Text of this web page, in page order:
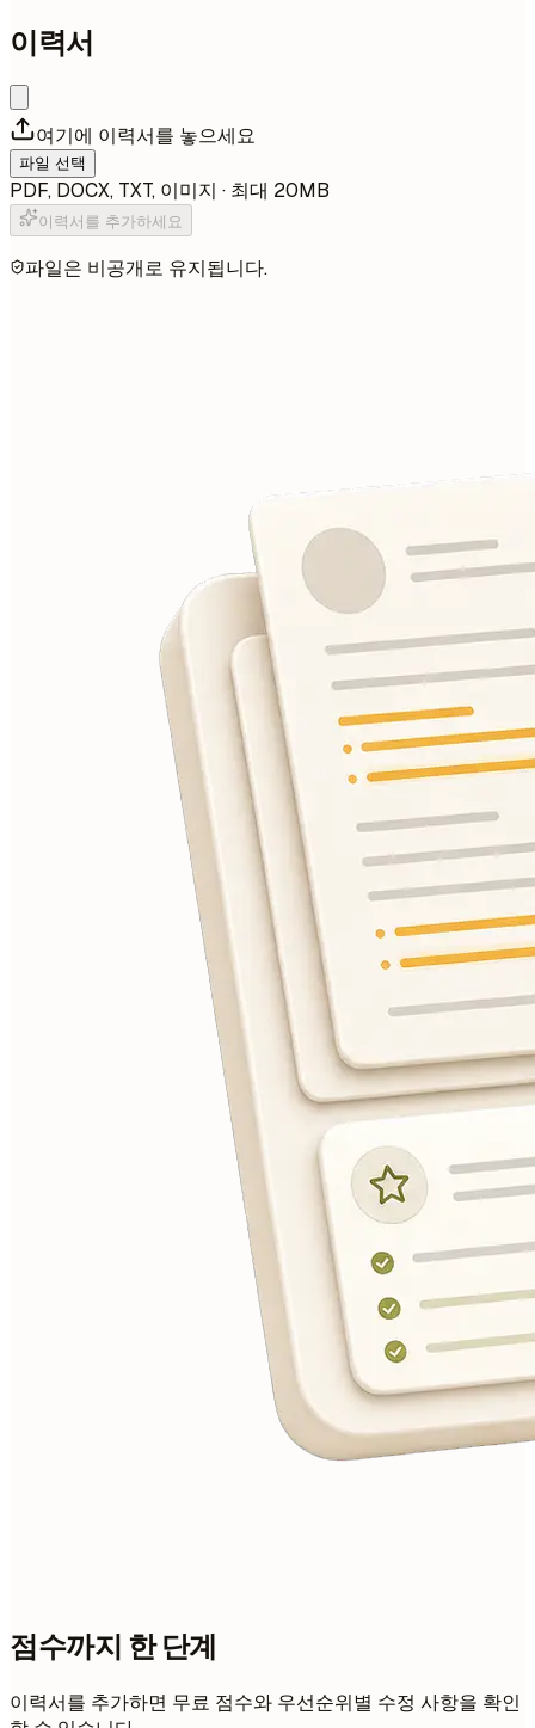
이력서
여기에 이력서를 놓으세요
파일 선택
PDF, DOCX, TXT, 이미지 · 최대 20MB
이력서를 추가하세요
파일은 비공개로 유지됩니다.
점수까지 한 단계
이력서를 추가하면 무료 점수와 우선순위별 수정 사항을 확인